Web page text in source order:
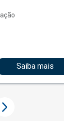
Saiba mais